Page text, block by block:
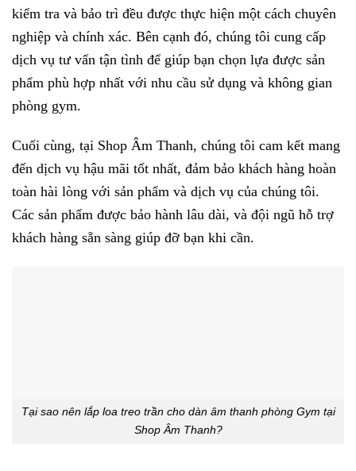
kiểm tra và bảo trì đều được thực hiện một cách chuyên
nghiệp và chính xác. Bên cạnh đó, chúng tôi cung cấp
dịch vụ tư vấn tận tình để giúp bạn chọn lựa được sản
phẩm phù hợp nhất với nhu cầu sử dụng và không gian
phòng gym.
Cuối cùng, tại Shop Âm Thanh, chúng tôi cam kết mang
đến dịch vụ hậu mãi tốt nhất, đảm bảo khách hàng hoàn
toàn hài lòng với sản phẩm và dịch vụ của chúng tôi.
Các sản phẩm được bảo hành lâu dài, và đội ngũ hỗ trợ
khách hàng sẵn sàng giúp đỡ bạn khi cần.
Tại sao nên lắp loa treo trần cho dàn âm thanh phòng Gym tại
Shop Âm Thanh?